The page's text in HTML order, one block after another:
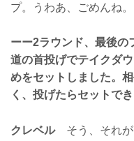
プ。うわあ、ごめんね。
ーー2ラウンド、最後の
道の首投げでテイクダ
めをセットしました。
く、投げたらセットで
クレベルそう、それが